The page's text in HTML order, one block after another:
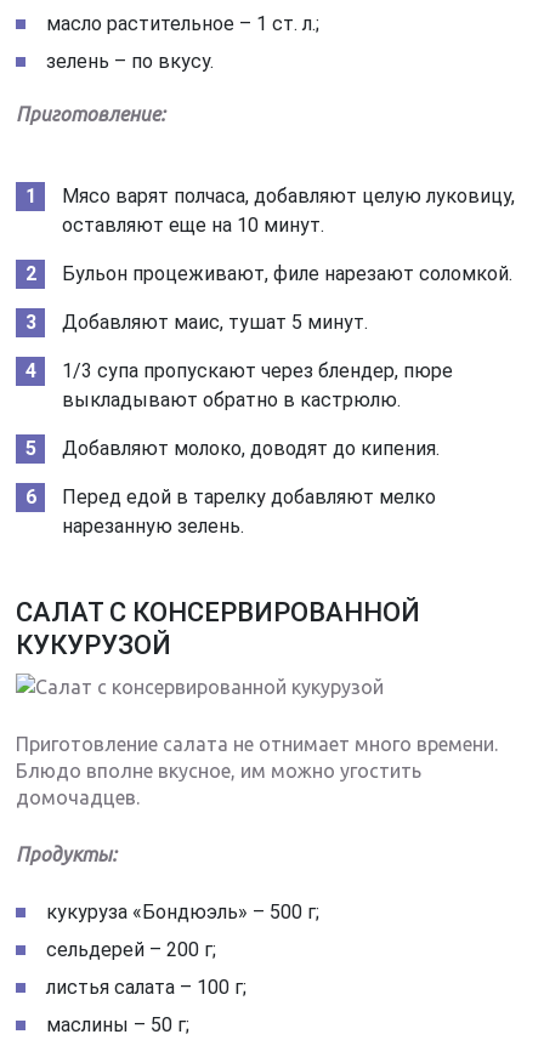
масло растительное – 1 ст. л.;
зелень – по вкусу.
Приготовление:
Мясо варят полчаса, добавляют целую луковицу,
оставляют еще на 10 минут.
Бульон процеживают, филе нарезают соломкой.
Добавляют маис, тушат 5 минут.
1/3 супа пропускают через блендер, пюре
выкладывают обратно в кастрюлю.
Добавляют молоко, доводят до кипения.
Перед едой в тарелку добавляют мелко
нарезанную зелень.
САЛАТ С КОНСЕРВИРОВАННОЙ
КУКУРУЗОЙ
Приготовление салата не отнимает много времени.
Блюдо вполне вкусное, им можно угостить
домочадцев.
Продукты:
кукуруза «Бондюэль» – 500 г;
сельдерей – 200 г;
листья салата – 100 г;
маслины – 50 г;